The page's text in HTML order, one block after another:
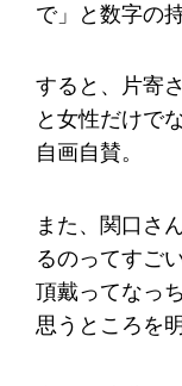
で」と数字の
すると、片寄
と女性だけで
自画自賛。
また、関口さ
るのってすご
頂戴ってなっ
思うところを